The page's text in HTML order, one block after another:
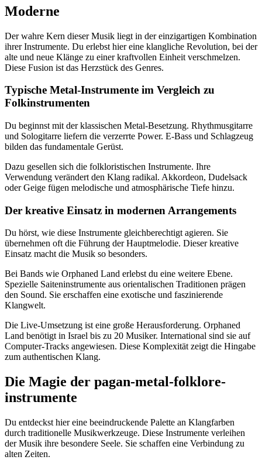
Moderne
Der wahre Kern dieser Musik liegt in der einzigartigen Kombination
ihrer Instrumente. Du erlebst hier eine klangliche Revolution, bei der
alte und neue Klänge zu einer kraftvollen Einheit verschmelzen.
Diese Fusion ist das Herzstück des Genres.
Typische Metal-Instrumente im Vergleich zu
Folkinstrumenten
Du beginnst mit der klassischen Metal-Besetzung. Rhythmusgitarre
und Sologitarre liefern die verzerrte Power. E-Bass und Schlagzeug
bilden das fundamentale Gerüst.
Dazu gesellen sich die folkloristischen Instrumente. Ihre
Verwendung verändert den Klang radikal. Akkordeon, Dudelsack
oder Geige fügen melodische und atmosphärische Tiefe hinzu.
Der kreative Einsatz in modernen Arrangements
Du hörst, wie diese Instrumente gleichberechtigt agieren. Sie
übernehmen oft die Führung der Hauptmelodie. Dieser kreative
Einsatz macht die Musik so besonders.
Bei Bands wie Orphaned Land erlebst du eine weitere Ebene.
Spezielle Saiteninstrumente aus orientalischen Traditionen prägen
den Sound. Sie erschaffen eine exotische und faszinierende
Klangwelt.
Die Live-Umsetzung ist eine große Herausforderung. Orphaned
Land benötigt in Israel bis zu 20 Musiker. International sind sie auf
Computer-Tracks angewiesen. Diese Komplexität zeigt die Hingabe
zum authentischen Klang.
Die Magie der pagan-metal-folklore-
instrumente
Du entdeckst hier eine beeindruckende Palette an Klangfarben
durch traditionelle Musikwerkzeuge. Diese Instrumente verleihen
der Musik ihre besondere Seele. Sie schaffen eine Verbindung zu
alten Zeiten.